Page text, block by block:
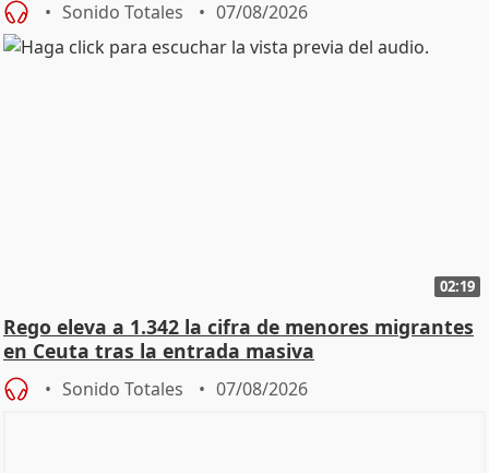
Sonido Totales 07/08/2026
02:19
Rego eleva a 1.342 la cifra de menores migrantes
en Ceuta tras la entrada masiva
Sonido Totales 07/08/2026